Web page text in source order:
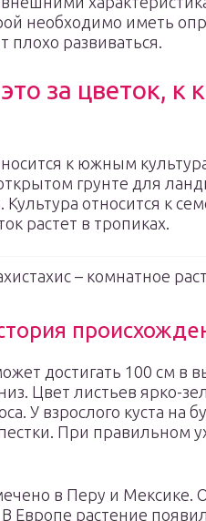
необходимо иметь
плохо развиваться.
за цветок, к
к южным
грунте для
Культура относится к
растет в тропиках.
– комнатное
достигать 100 см в
Цвет листьев ярко-
У взрослого куста на
При правильном
в Перу и Мексике.
Европе растение